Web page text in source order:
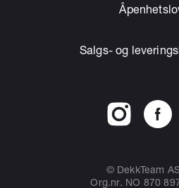
Salgs- og
© DekkTeam
Org.nr. NO 870